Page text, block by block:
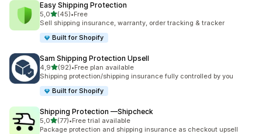
Easy Shipping Protection
5,0de 5 estrelas
(45)
45 total de avaliações
•Free
Sell shipping insurance, warranty, order tracking & tracker
Built for Shopify
Sam Shipping Protection Upsell
4,9de 5 estrelas
(92)
92 total de avaliações
•Free plan available
Shipping protection/shipping insurance fully controlled by you
Built for Shopify
Shipping Protection —Shipcheck
5,0de 5 estrelas
(77)
77 total de avaliações
•Free trial available
Package protection and shipping insurance as checkout upsell